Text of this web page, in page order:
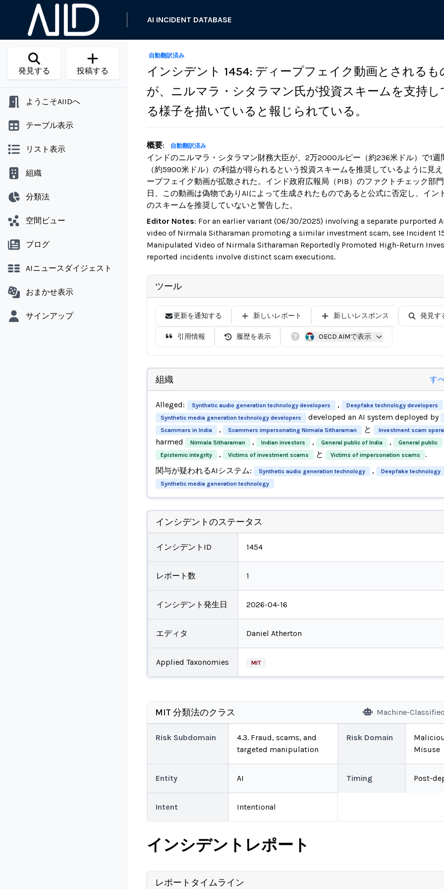
AI INCIDENT DATABASE
発見する 投稿する
ようこそAIIDへ
テーブル表示
リスト表示
組織
分類法
空間ビュー
ブログ
AIニュースダイジェスト
おまかせ表示
サインアップ
自動翻訳済み
インシデント 1454: ディープフェイク動画とされるも
が、ニルマラ・シタラマン氏が投資スキームを支持し
る様子を描いていると報じられている。
概要: 自動翻訳済み
インドのニルマラ・シタラマン財務大臣が、2万2000ルピー（約236米ドル）で1週
（約5900米ドル）の利益が得られるという投資スキームを推奨しているように見
ープフェイク動画が拡散された。インド政府広報局（PIB）のファクトチェック部
日、この動画は偽物でありAIによって生成されたものであると公式に否定し、イン
のスキームを推奨していないと警告した。
Editor Notes: For an earlier variant (06/30/2025) involving a separate purported
video of Nirmala Sitharaman promoting a similar investment scam, see Incident
Manipulated Video of Nirmala Sitharaman Reportedly Promoted High-Return
reported incidents involve distinct scam executions.
ツール
更新を通知する 新しいレポート 新しいレスポンス 発見す
引用情報 履歴を表示 OECD AIMで表示
組織 す
Alleged: Synthetic audio generation technology developers ,
Deepfake technology developers
Synthetic media generation technology developers
developed an AI system deployed by
Scammers in India , Scammers impersonating Nirmala Sitharaman と Investment scam
harmed Nirmala Sitharaman , Indian investors , General public of India ,
General public
Epistemic integrity
, Victims of investment scams と Victims of impersonation scams
.
関与が疑われるAIシステム:
Synthetic audio generation technology ,
Deepfake technology
Synthetic media generation technology
インシデントのステータス
インシデントID 1454
レポート数 1
インシデント発生日 2026-04-16
エディタ Daniel Atherton
Applied Taxonomies MIT
MIT 分類法のクラス Machine-
Risk Subdomain
4.3. Fraud, scams, and
targeted manipulation
Risk Domain
Misuse
Entity AI Timing Post-
Intent Intentional
インシデントレポート
レポートタイムライン